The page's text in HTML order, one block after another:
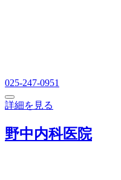
025-247-0951
詳細を見る
野中内科医院